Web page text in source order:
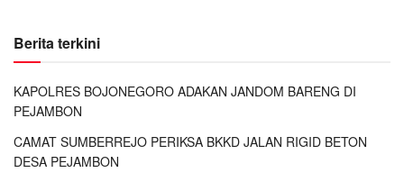
Berita terkini
KAPOLRES BOJONEGORO ADAKAN JANDOM BARENG DI
PEJAMBON
CAMAT SUMBERREJO PERIKSA BKKD JALAN RIGID BETON
DESA PEJAMBON